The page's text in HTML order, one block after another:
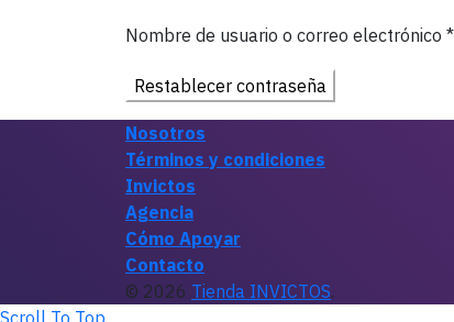
Nombre de usuario o correo electrónico *
Restablecer contraseña
Nosotros
Términos y condiciones
Invictos
Agencia
Cómo Apoyar
Contacto
© 2026 Tienda INVICTOS.
Scroll To Top